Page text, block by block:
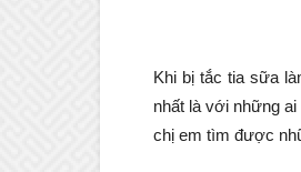
Khi bị tắc tia sữa
nhất là với những
chị em tìm được